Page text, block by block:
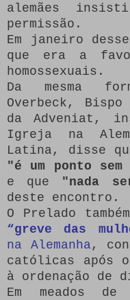
alemães
permissão.
Em janeiro
que era a
homossexuais.
Da mesma
Overbeck,
da Adveniat,
Igreja na
Latina, disse
"é um ponto
e que "nada
deste encontro.
O Prelado
“greve das
na Alemanha,
católicas após
à ordenação de
Em meados